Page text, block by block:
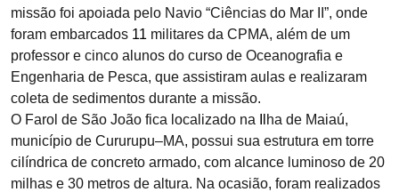
missão foi apoiada pelo Navio “Ciências do Mar II”, onde
foram embarcados 11 militares da CPMA, além de um
professor e cinco alunos do curso de Oceanografia e
Engenharia de Pesca, que assistiram aulas e realizaram
coleta de sedimentos durante a missão.
O Farol de São João fica localizado na
ha de Maiaú,
município de Cururupu–MA, possui sua estrutura em torre
cilíndrica de concreto armado, com alcance luminoso de 20
milhas e 30 metros de altura. Na ocasião, foram realizados